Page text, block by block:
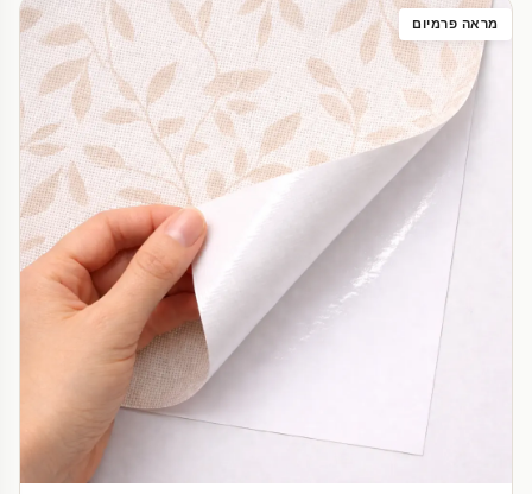
מראה פרמיום